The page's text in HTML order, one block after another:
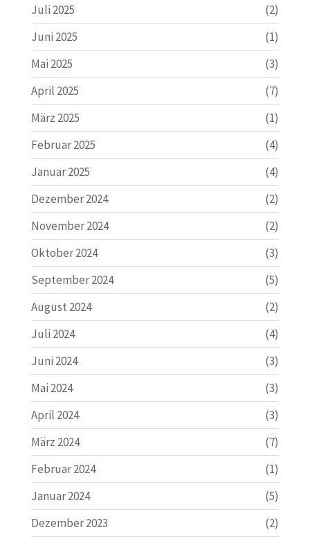
Juli 2025
(2)
Juni 2025
(1)
Mai 2025
(3)
April 2025
(7)
März 2025
(1)
Februar 2025
(4)
Januar 2025
(4)
Dezember 2024
(2)
November 2024
(2)
Oktober 2024
(3)
September 2024
(5)
August 2024
(2)
Juli 2024
(4)
Juni 2024
(3)
Mai 2024
(3)
April 2024
(3)
März 2024
(7)
Februar 2024
(1)
Januar 2024
(5)
Dezember 2023
(2)